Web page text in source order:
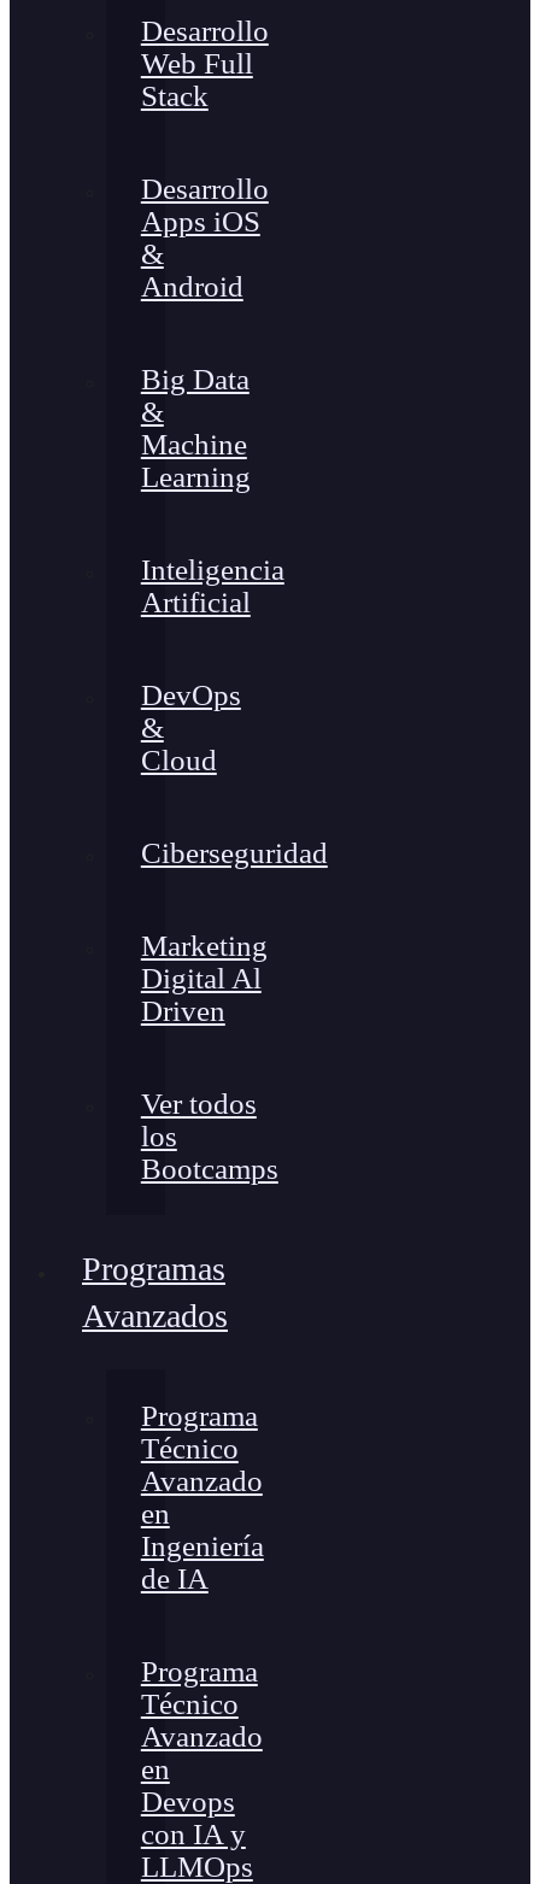
Desarrollo
Web Full
Stack
Desarrollo
Apps iOS
&
Android
Big Data
&
Machine
Learning
Inteligencia
Artificial
DevOps
&
Cloud
Ciberseguridad
Marketing
Digital Al
Driven
Ver todos
los
Bootcamps
Programas
Avanzados
Programa
Técnico
Avanzado
en
Ingeniería
de IA
Programa
Técnico
Avanzado
en
Devops
con IA y
LLMOps